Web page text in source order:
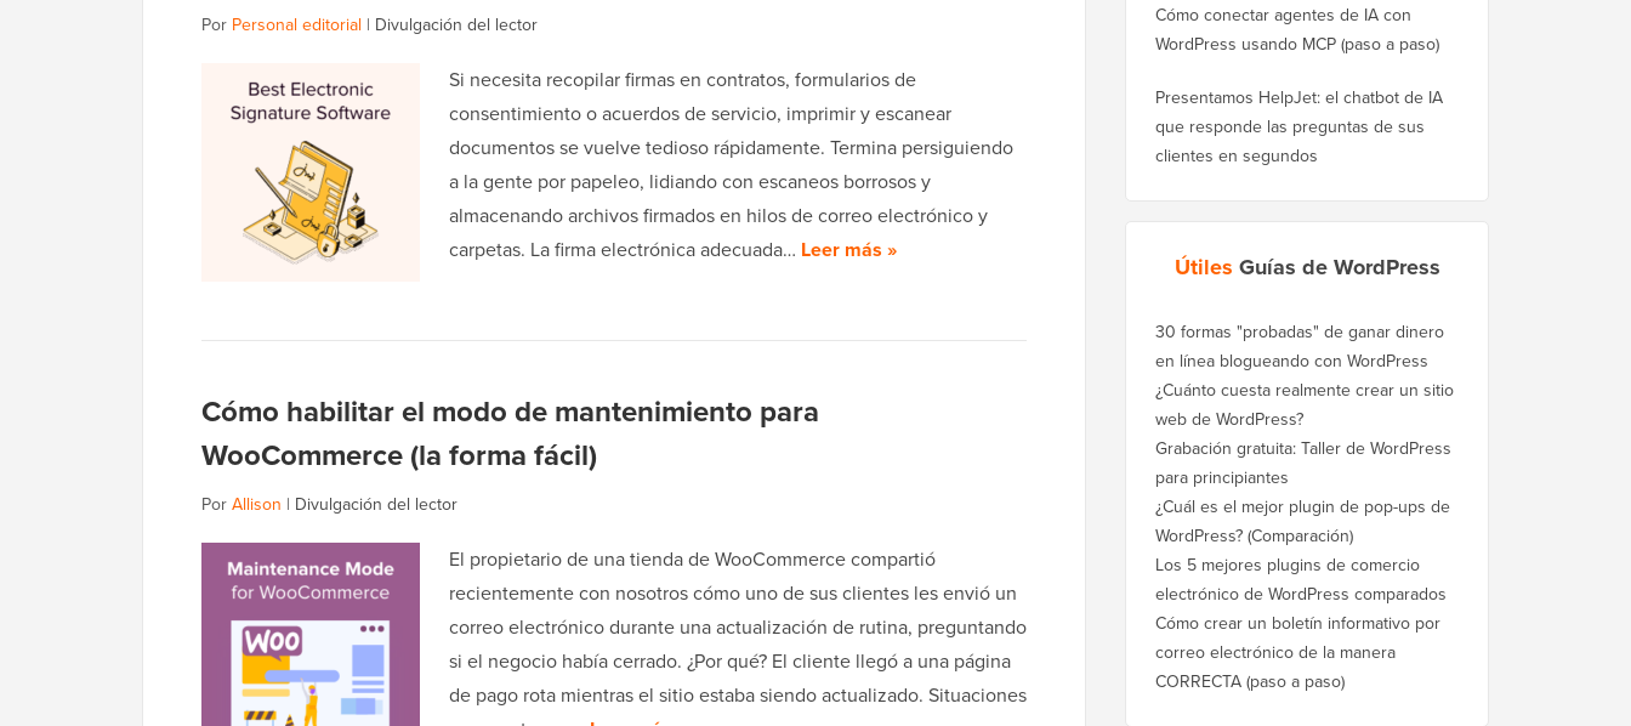
Por Personal editorial | Divulgación del lector
Si necesita recopilar firmas en contratos, formularios de
consentimiento o acuerdos de servicio, imprimir y escanear
documentos se vuelve tedioso rápidamente. Termina persiguiendo
a la gente por papeleo, lidiando con escaneos borrosos y
almacenando archivos firmados en hilos de correo electrónico y
carpetas. La firma electrónica adecuada… Leer más »
Cómo habilitar el modo de mantenimiento para
WooCommerce (la forma fácil)
PorAllison | Divulgación del lector
El propietario de una tienda de WooCommerce compartió
recientemente con nosotros cómo uno de sus clientes les envió un
correo electrónico durante una actualización de rutina, preguntando
si el negocio había cerrado. ¿Por qué? El cliente llegó a una página
de pago rota mientras el sitio estaba siendo actualizado. Situaciones
Cómo conectar agentes de IA con
WordPress usando MCP (paso a paso)
Presentamos HelpJet: el chatbot de IA
que responde las preguntas de sus
clientes en segundos
Útiles Guías de WordPress
30 formas "probadas" de ganar dinero
en línea blogueando con WordPress
¿Cuánto cuesta realmente crear un sitio
web de WordPress?
Grabación gratuita: Taller de WordPress
para principiantes
¿Cuál es el mejor plugin de pop-ups de
WordPress? (Comparación)
Los 5 mejores plugins de comercio
electrónico de WordPress comparados
Cómo crear un boletín informativo por
correo electrónico de la manera
CORRECTA (paso a paso)